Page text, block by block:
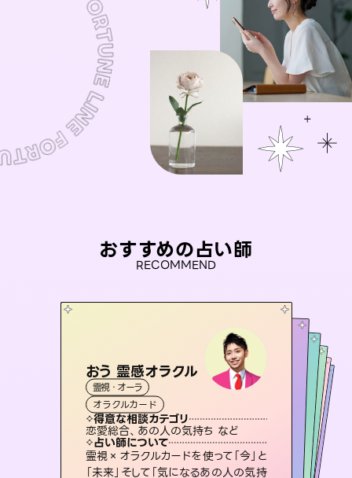
おすすめの占い師
RECOMMEND
おう 霊感オラクル
霊視・オーラ
オラクルカード
得意な相談カテゴリ
恋愛総合、あの人の気持ち など
占い師について
霊視×オラクルカードを使って「今」と
「未来」そして「気になるあの人の気持
アイリス -iris-
西洋占星術
ルーン
得意な相談カテゴリ
恋愛総合、片想い、二人の未来 など
占い師について
復縁、恋愛、不倫の行方、同性愛や片
思い、仕事関係や借金問題まで知りた
いことや心の負担になっていることを
彗望
霊視・オーラ
スピリチュアル・リーディング
得意な相談カテゴリ
片想い、あの人の気持ち、復縁 など
占い師について
3,700年以上の歴史を持つ東洋最古の
占術「易占」で詳細まで占い、幸せへ向
かう道筋を示します。厳しい結果にも具
セラピスト理恵
霊視・オーラ
スピリチュアル・リーディング
得意な相談カテゴリ
片想い、二人の未来、年の差 など
占い師について
スピリチュアル・リーディング
得意な相談カテゴリ
片想い、あの人の気持ち、復縁 など
占い師について
恋愛のお悩みの中でも特に「曖昧な関
係」の相談を得意としており、友達以上
恋人未満なお相手との今後や本音を丁
霊視・オーラ 心理学
スピリチュアル・リーディング
得意な相談カテゴリ
出逢い、片想い、復縁 など
占い師について
未来には何パターンもの選択肢があり
ます。不安で視えにくくなっているあな
たの素敵な未来を見つけ、その未来を